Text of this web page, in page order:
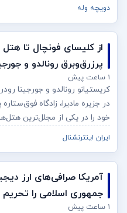
دویچه وله
از کلیسای فونچال تا
پرزرق‌وبرق رونالدو و
۱ ساعت پیش
کریستیانو رونالدو و جورجینا
در جزیره مادیرا، زادگاه
خود را در یکی از مجلل‌ترین
ایران اینترنشنال
آمریکا صرافی‌های ارز
جمهوری اسلامی را تحریم
۱ ساعت پیش